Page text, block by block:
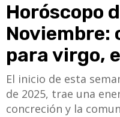
Horóscopo
Noviembre:
para virgo,
El inicio de esta
de 2025, trae una
concreción y la